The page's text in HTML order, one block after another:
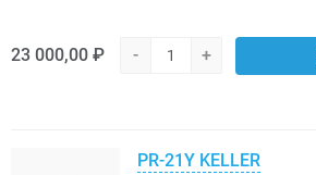
23 000,00 ₽ - +
PR-21Y KELLER